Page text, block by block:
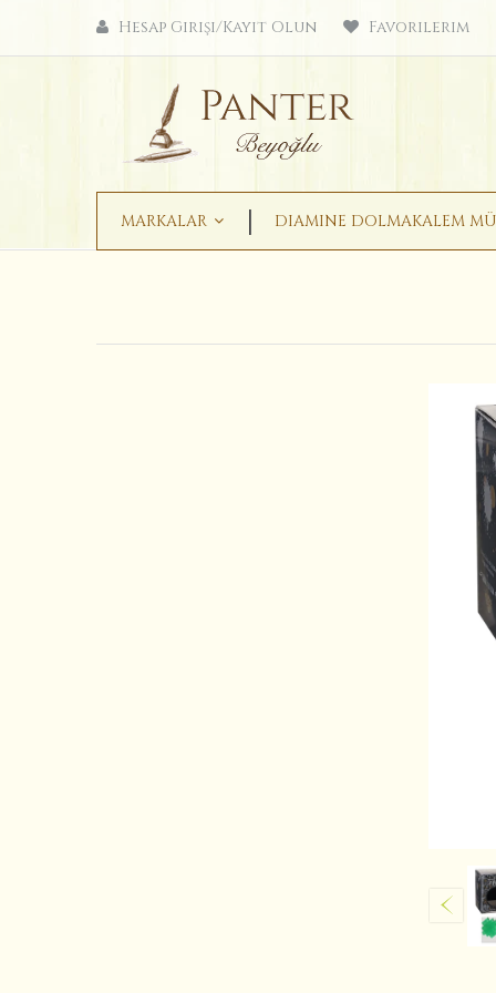
Hesap Girişi/Kayıt Olun Favorilerim
MARKALAR DIAMINE DOLMAKALEM